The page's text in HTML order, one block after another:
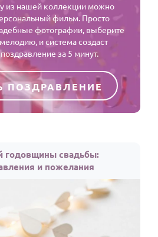
из нашей коллекции можно
фильм. Просто
фотографии, выберите
и система создаст
за 5 минут.
ПОЗДРАВЛЕНИЕ
годовщины свадьбы:
и пожелания